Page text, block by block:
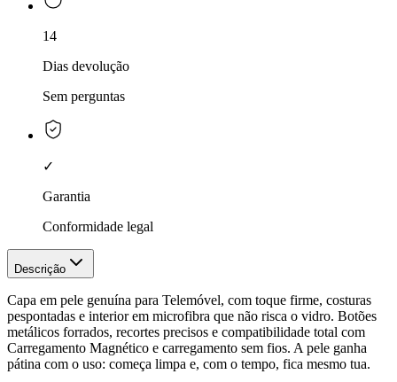
14
Dias devolução
Sem perguntas
✓
Garantia
Conformidade legal
Descrição
Capa em pele genuína para Telemóvel, com toque firme, costuras
pespontadas e interior em microfibra que não risca o vidro. Botões
metálicos forrados, recortes precisos e compatibilidade total com
Carregamento Magnético e carregamento sem fios. A pele ganha
pátina com o uso: começa limpa e, com o tempo, fica mesmo tua.